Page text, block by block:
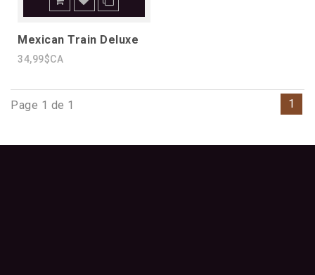
Mexican Train Deluxe
34,99$CA
Page 1 de 1 1